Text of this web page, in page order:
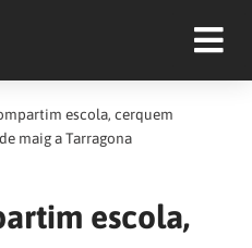
escola, cerquem
maig a Tarragona
escola,